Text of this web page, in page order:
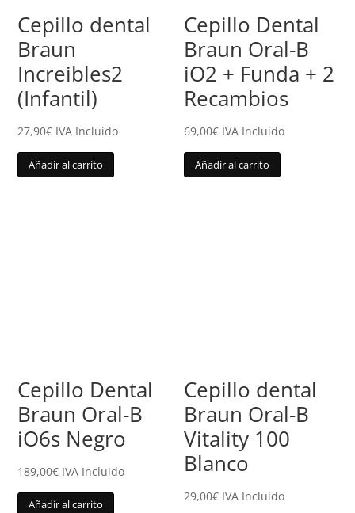
Cepillo dental
Braun
Increibles2
(Infantil)
27,90€ IVA Incluido
Añadir al carrito
Cepillo Dental
Braun Oral-B
iO2 + Funda + 2
Recambios
69,00€ IVA Incluido
Añadir al carrito
Cepillo Dental
Braun Oral-B
iO6s Negro
189,00€ IVA Incluido
Añadir al carrito
Cepillo dental
Braun Oral-B
Vitality 100
Blanco
29,00€ IVA Incluido